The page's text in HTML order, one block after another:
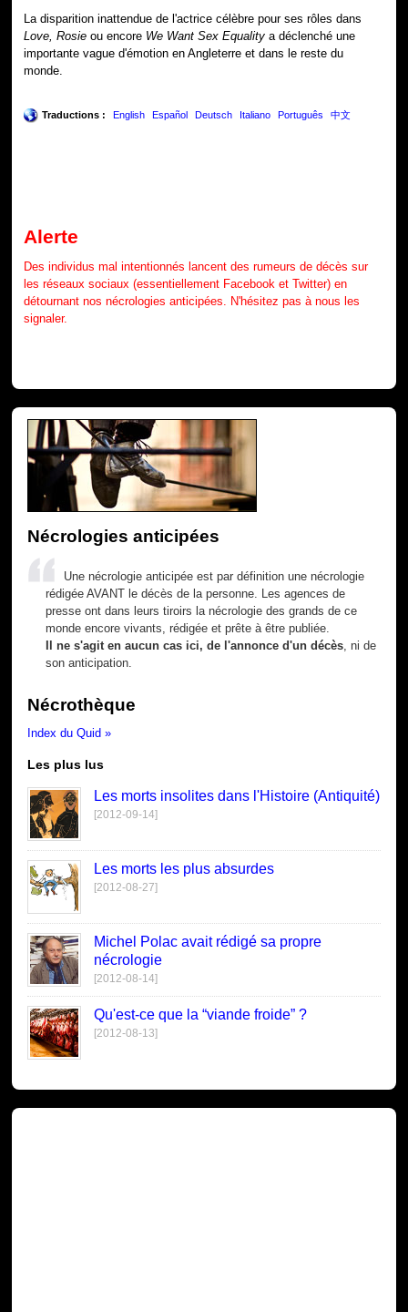
La disparition inattendue de l'actrice célèbre pour ses rôles dans
Love, Rosie ou encore We Want Sex Equality a déclenché une
importante vague d'émotion en Angleterre et dans le reste du
monde.
Traductions : English Español Deutsch Italiano Português 中文
Alerte
Des individus mal intentionnés lancent des rumeurs de décès sur
les réseaux sociaux (essentiellement Facebook et Twitter) en
détournant nos nécrologies anticipées. N'hésitez pas à nous les
signaler.
Nécrologies anticipées
Une nécrologie anticipée est par définition une nécrologie
rédigée AVANT le décès de la personne. Les agences de
presse ont dans leurs tiroirs la nécrologie des grands de ce
monde encore vivants, rédigée et prête à être publiée.
Il ne s'agit en aucun cas ici, de l'annonce d'un décès , ni de
son anticipation.
Nécrothèque
Index du Quid »
Les plus lus
Les morts insolites dans l'Histoire (Antiquité)
[2012-09-14]
Les morts les plus absurdes
[2012-08-27]
Michel Polac avait rédigé sa propre
nécrologie
[2012-08-14]
Qu'est-ce que la “viande froide” ?
[2012-08-13]